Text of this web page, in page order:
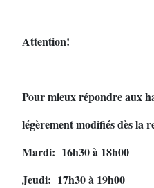
Attention!
Pour mieux répondre aux
légèrement modifiés dès la
Mardi: 16h30 à 18h00
Jeudi: 17h30 à 19h00